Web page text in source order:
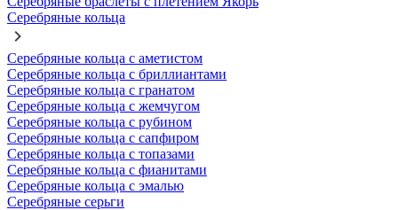
Серебряные кольца
Серебряные кольца с аметистом
Серебряные кольца с бриллиантами
Серебряные кольца с гранатом
Серебряные кольца с жемчугом
Серебряные кольца с рубином
Серебряные кольца с сапфиром
Серебряные кольца с топазами
Серебряные кольца с фианитами
Серебряные кольца с эмалью
Серебряные серьги